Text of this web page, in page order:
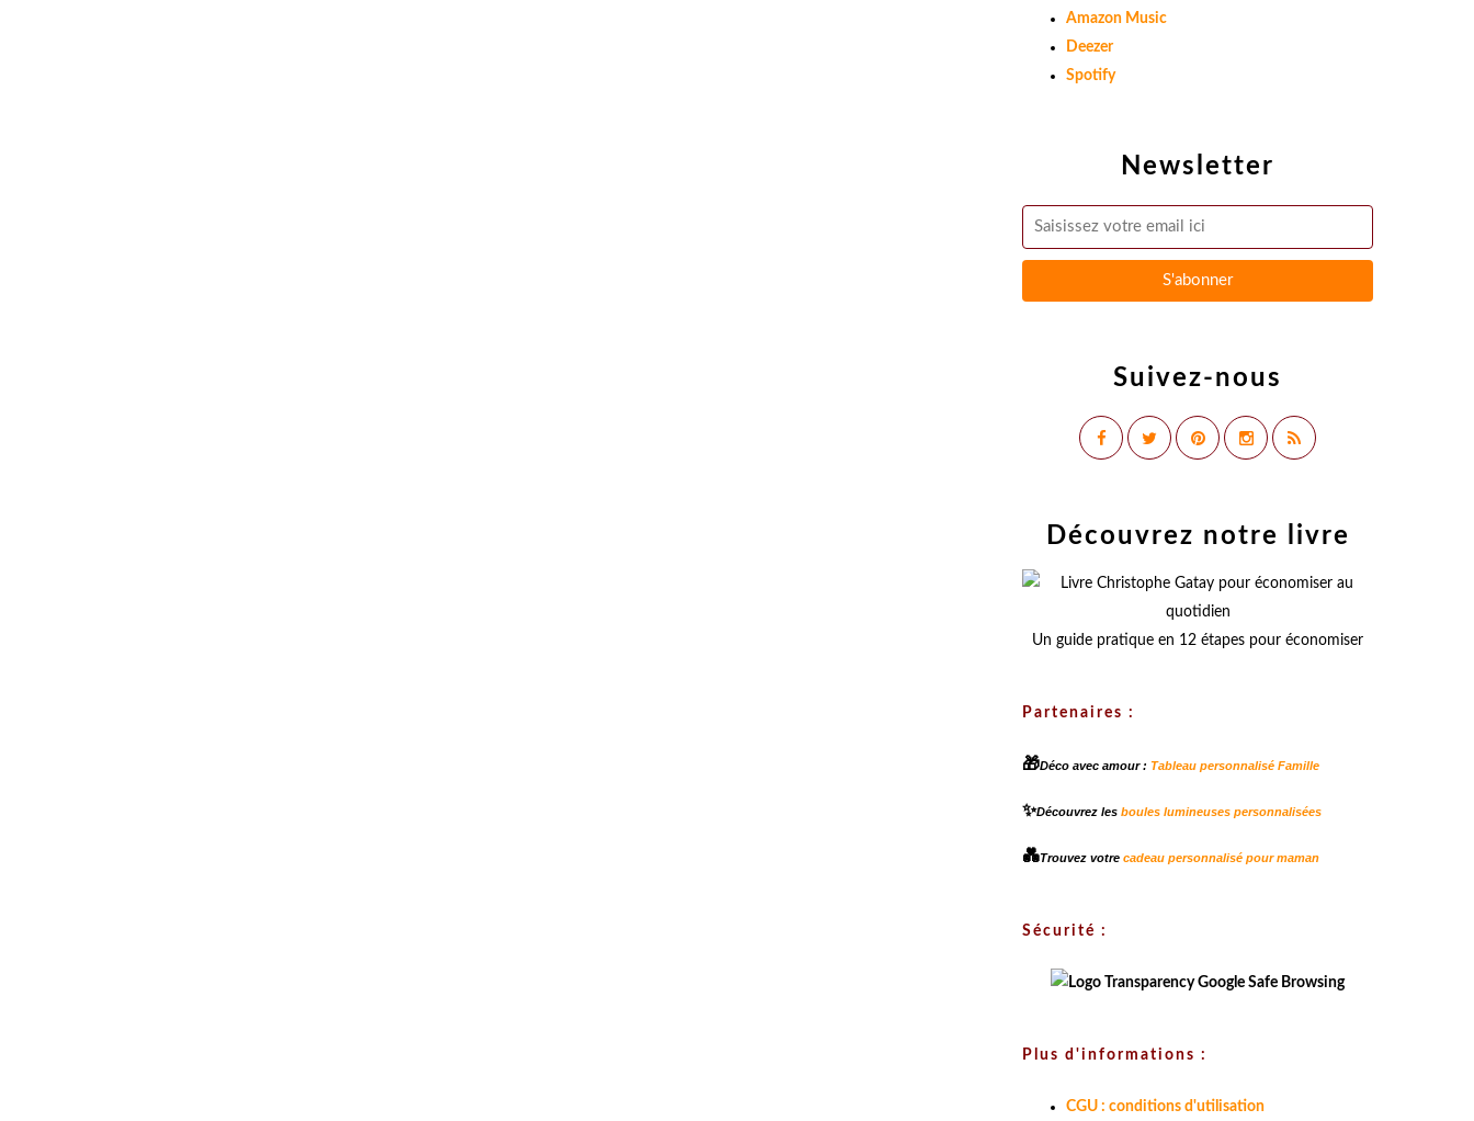
Newsletter
Suivez-nous
Amazon Music
Deezer
Spotify
Découvrez notre livre
Un guide pratique en 12 étapes pour économiser
Partenaires :
🎁Déco avec amour : Tableau personnalisé Famille
✨Découvrez les boules lumineuses personnalisées
💑Trouvez votre cadeau personnalisé pour maman
Sécurité :
Plus d'informations :
CGU : conditions d'utilisation